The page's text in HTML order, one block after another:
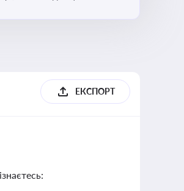
ЕКСПОРТ